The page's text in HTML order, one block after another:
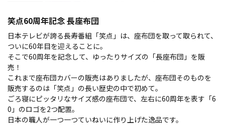
笑点60周年記念 長座布団
日本テレビが誇る長寿番組「笑点」は、座布団を取って取られて、
ついに60年目を迎えることに。
そこで60周年を記念して、ゆったりサイズの「長座布団」を販
売！
これまで座布団カバーの販売はありましたが、座布団そのものを
販売するのは「笑点」の長い歴史の中で初めて。
ごろ寝にピッタリなサイズ感の座布団で、左右に60周年を表す「6
0」のロゴを2つ配置。
日本の職人が一つ一つていねいに作り上げた逸品です。